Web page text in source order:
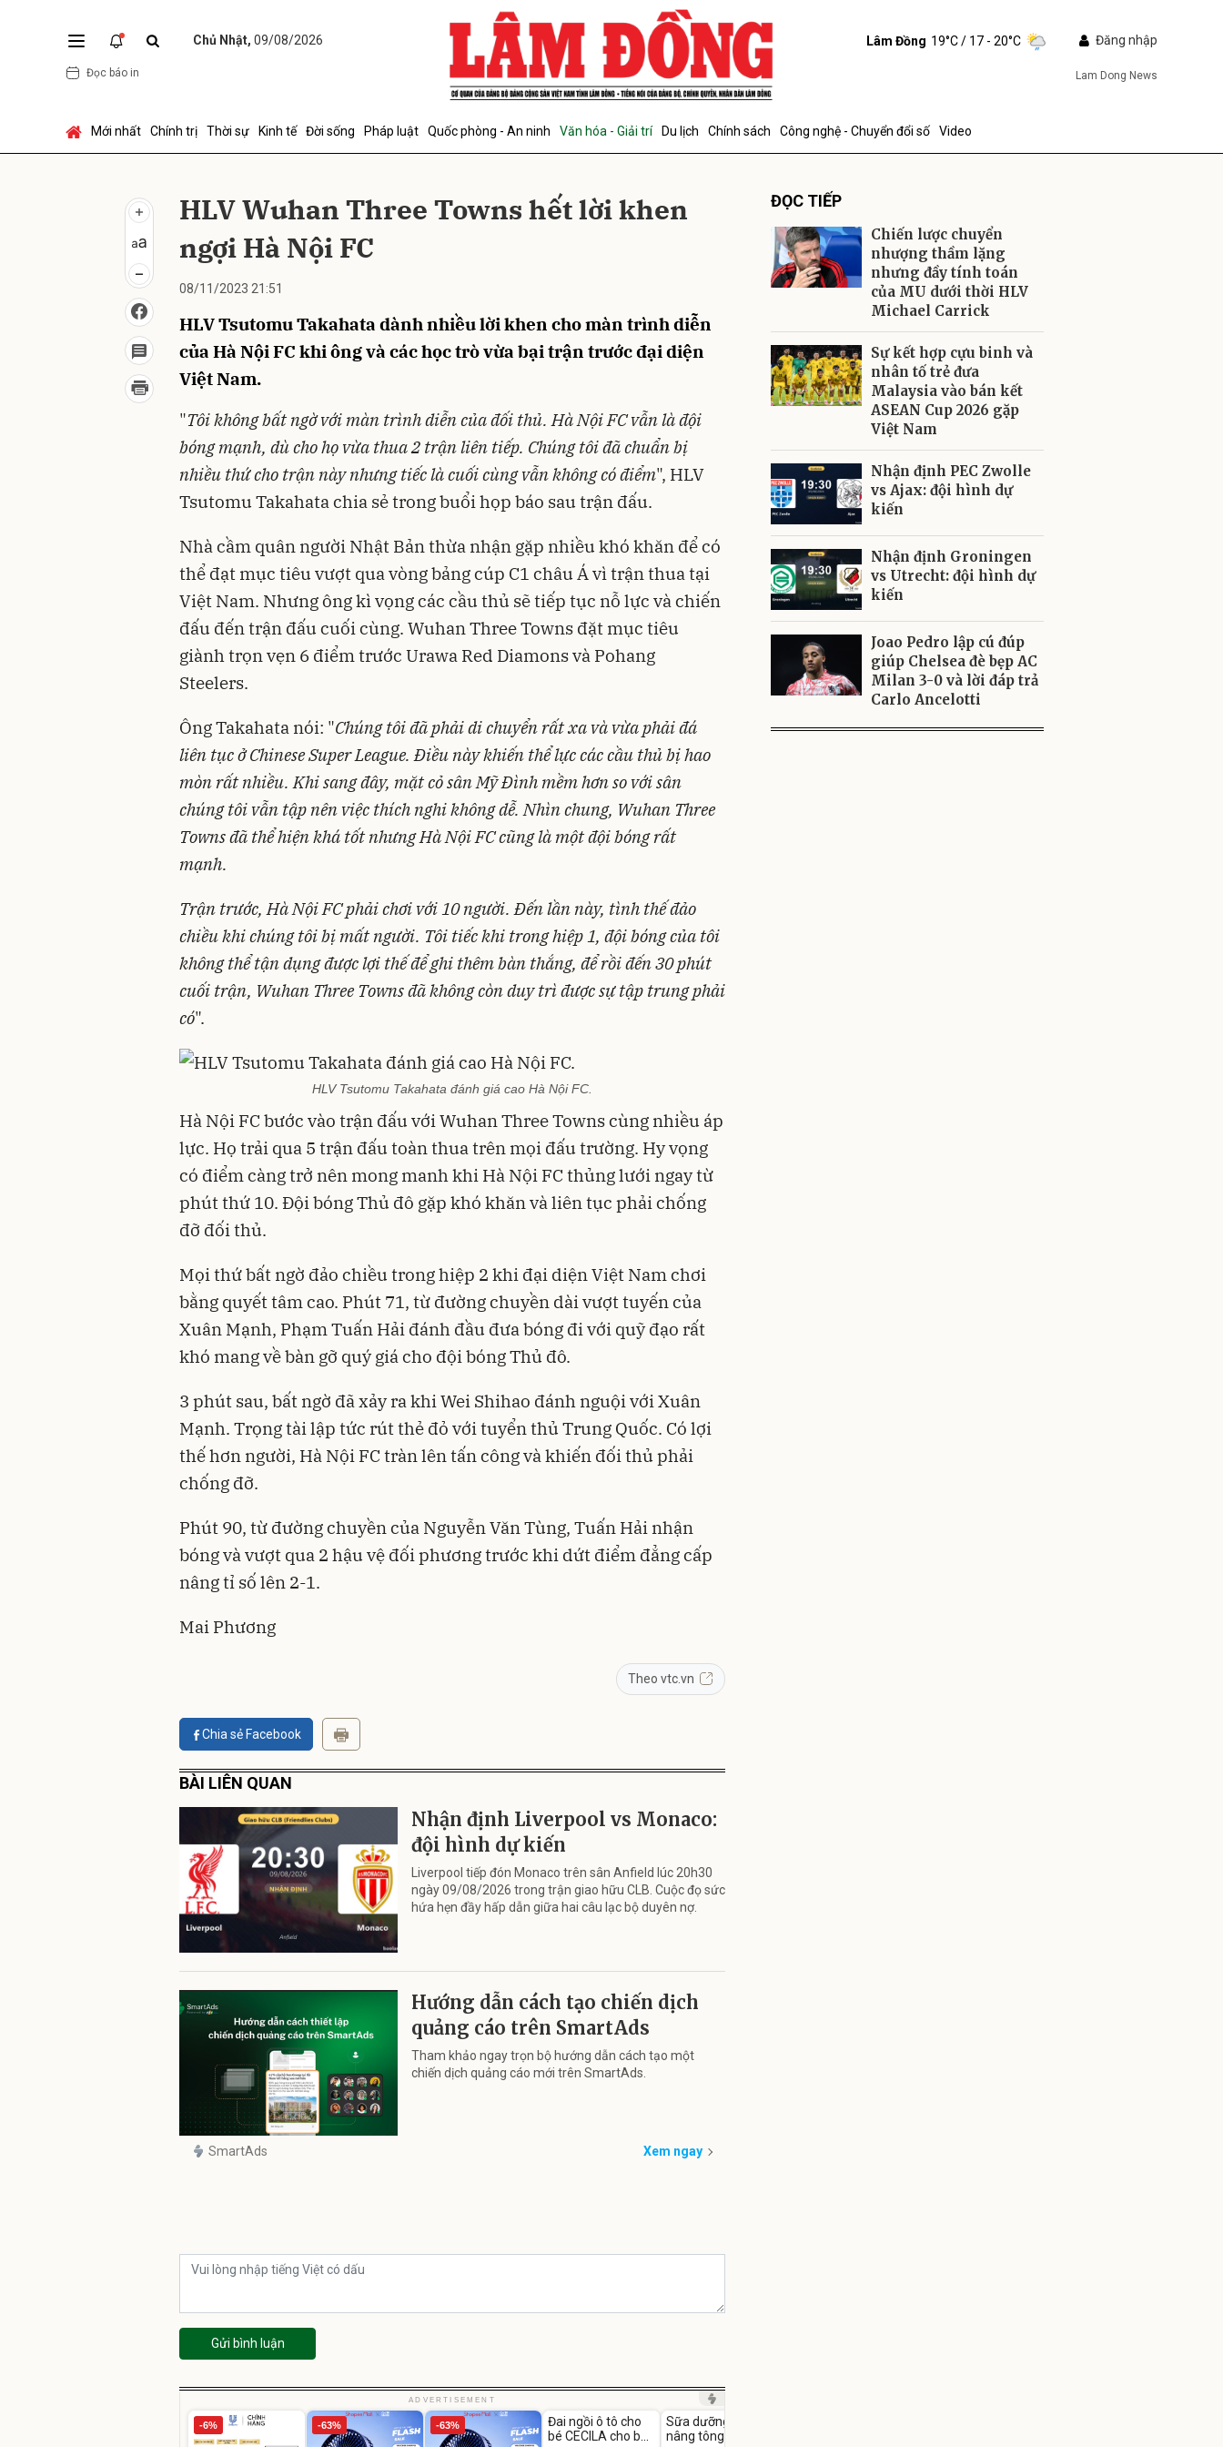
Chủ Nhật, 09/08/2026
Đọc báo in
Lâm Đồng 19°C/ 17 - 20°C Đăng nhập
Lam Dong News
Mới nhất Chính trị Thời sự Kinh tế Đời sống Pháp luật Quốc phòng - An ninh Văn hóa - Giải trí Du lịch Chính sách Công nghệ - Chuyển đổi số Video
HLV Wuhan Three Towns hết lời khen
ngợi Hà Nội FC
08/11/2023 21:51
HLV Tsutomu Takahata dành nhiều lời khen cho màn trình diễn
của Hà Nội FC khi ông và các học trò vừa bại trận trước đại diện
Việt Nam.
"Tôi không bất ngờ với màn trình diễn của đối thủ.Hà Nội FCvẫn là đội
bóng mạnh, dù cho họ vừa thua 2 trận liên tiếp. Chúng tôi đã chuẩn bị
nhiều thứ cho trận này nhưng tiếc là cuối cùng vẫn không có điểm", HLV
Tsutomu Takahata chia sẻ trong buổi họp báo sau trận đấu.
Nhà cầm quân người Nhật Bản thừa nhận gặp nhiều khó khăn để có
thể đạt mục tiêu vượt qua vòng bảng cúp C1 châu Á vì trận thua tại
Việt Nam. Nhưng ông kì vọng các cầu thủ sẽ tiếp tục nỗ lực và chiến
đấu đến trận đấu cuối cùng. Wuhan Three Towns đặt mục tiêu
giành trọn vẹn 6 điểm trước Urawa Red Diamons và Pohang
Steelers.
Ông Takahata nói: "Chúng tôi đã phải di chuyển rất xa và vừa phải đá
liên tục ở Chinese Super League. Điều này khiến thể lực các cầu thủ bị hao
mòn rất nhiều. Khi sang đây, mặt cỏ sân Mỹ Đình mềm hơn so với sân
chúng tôi vẫn tập nên việc thích nghi không dễ. Nhìn chung, Wuhan Three
Towns đã thể hiện khá tốt nhưng Hà Nội FC cũng là một đội bóng rất
mạnh.
Trận trước, Hà Nội FC phải chơi với 10 người. Đến lần này, tình thế đảo
chiều khi chúng tôi bị mất người. Tôi tiếc khi trong hiệp 1, đội bóng của tôi
không thể tận dụng được lợi thế để ghi thêm bàn thắng, để rồi đến 30 phút
cuối trận, Wuhan Three Towns đã không còn duy trì được sự tập trung phải
có".
HLV Tsutomu Takahata đánh giá cao Hà Nội FC.
Hà Nội FC bước vào trận đấu với Wuhan Three Towns cùng nhiều áp
lực. Họ trải qua 5 trận đấu toàn thua trên mọi đấu trường. Hy vọng
có điểm càng trở nên mong manh khi Hà Nội FC thủng lưới ngay từ
phút thứ 10. Đội bóng Thủ đô gặp khó khăn và liên tục phải chống
đỡ đối thủ.
Mọi thứ bất ngờ đảo chiều trong hiệp 2 khi đại diện Việt Nam chơi
bằng quyết tâm cao. Phút 71, từ đường chuyền dài vượt tuyến của
Xuân Mạnh, Phạm Tuấn Hải đánh đầu đưa bóng đi với quỹ đạo rất
khó mang về bàn gỡ quý giá cho đội bóng Thủ đô.
3 phút sau, bất ngờ đã xảy ra khi Wei Shihao đánh nguội với Xuân
Mạnh. Trọng tài lập tức rút thẻ đỏ với tuyển thủ Trung Quốc. Có lợi
thế hơn người, Hà Nội FC tràn lên tấn công và khiến đối thủ phải
chống đỡ.
Phút 90, từ đường chuyền của Nguyễn Văn Tùng, Tuấn Hải nhận
bóng và vượt qua 2 hậu vệ đối phương trước khi dứt điểm đẳng cấp
nâng tỉ số lên 2-1.
Mai Phương
Theo vtc.vn
Chia sẻ Facebook
BÀI LIÊN QUAN
Nhận định Liverpool vs Monaco:
đội hình dự kiến
Liverpool tiếp đón Monaco trên sân Anfield lúc 20h30
ngày 09/08/2026 trong trận giao hữu CLB. Cuộc đọ sức
hứa hẹn đầy hấp dẫn giữa hai câu lạc bộ duyên nợ.
Hướng dẫn cách tạo chiến dịch
quảng cáo trên SmartAds
Tham khảo ngay trọn bộ hướng dẫn cách tạo một
chiến dịch quảng cáo mới trên SmartAds.
SmartAds Xem ngay
Gửi bình luận
ADVERTISEMENT
-6% -63% -63%
Đai ngồi ô tô cho
bé CECILA cho bé
-27%
Unmute
Sữa dưỡng thể
nâng tông tức thì
ĐỌC TIẾP
Chiến lược chuyển
nhượng thầm lặng
nhưng đầy tính toán
của MU dưới thời HLV
Michael Carrick
Sự kết hợp cựu binh và
nhân tố trẻ đưa
Malaysia vào bán kết
ASEAN Cup 2026 gặp
Việt Nam
Nhận định PEC Zwolle
vs Ajax: đội hình dự
kiến
Nhận định Groningen
vs Utrecht: đội hình dự
kiến
Joao Pedro lập cú đúp
giúp Chelsea đè bẹp AC
Milan 3-0 và lời đáp trả
Carlo Ancelotti
Gửi bình luận